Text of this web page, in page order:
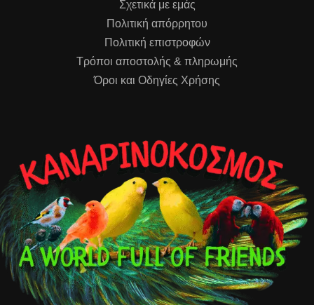
Σχετικά με εμάς
Πολιτική απόρρητου
Πολιτική επιστροφών
Τρόποι αποστολής & πληρωμής
Όροι και Οδηγίες Χρήσης